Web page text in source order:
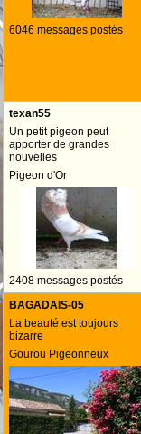
6046 messages postés
texan55
Un petit pigeon peut
apporter de grandes
nouvelles
Pigeon d'Or
2408 messages postés
BAGADAIS-05
La beauté est toujours
bizarre
Gourou Pigeonneux